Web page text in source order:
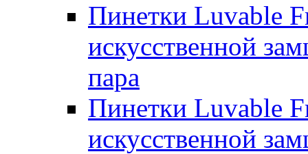
Пинетки Luvable
искусственной
пара
Пинетки Luvable
искусственной